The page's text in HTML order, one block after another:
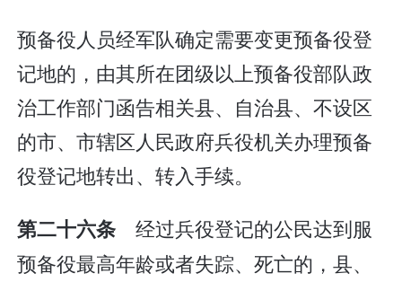
预备役人员经军队确定需要变更预备役登
记地的，由其所在团级以上预备役部队政
治工作部门函告相关县、自治县、不设区
的市、市辖区人民政府兵役机关办理预备
役登记地转出、转入手续。
第二十六条经过兵役登记的公民达到服
预备役最高年龄或者失踪、死亡的，县、